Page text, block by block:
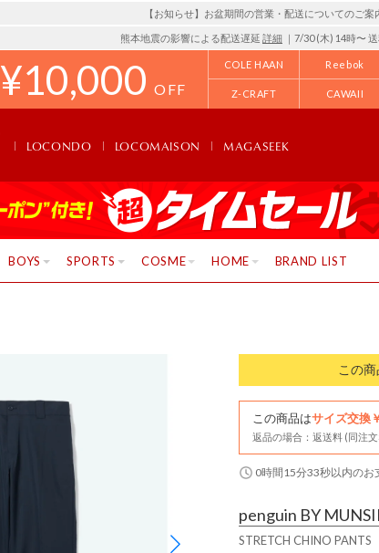
【お知らせ】お盆期間の営業・配送についてのご案
熊本地震の影響による配送遅延 詳細 ｜7/30 (木) 14時〜
¥10,000 OFF
COLE HAAN Reebok
Z-CRAFT CAWAII
LOCONDO LOCOMAISON MAGASEEK
BOYS SPORTS COSME HOME BRAND LIST
この
この商品はサイズ交換
返品の場合：返送料 (同注
0時間15分32秒以内のお
penguin BY
STRETCH CHINO PANTS